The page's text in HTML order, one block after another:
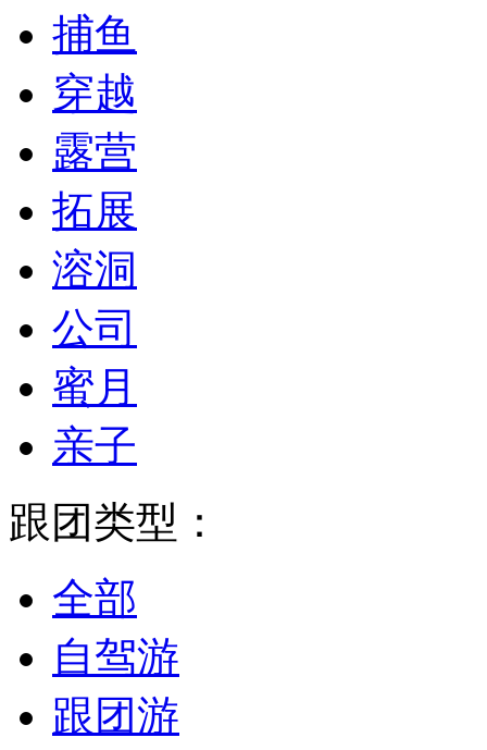
捕鱼
穿越
露营
拓展
溶洞
公司
蜜月
亲子
跟团类型：
全部
自驾游
跟团游